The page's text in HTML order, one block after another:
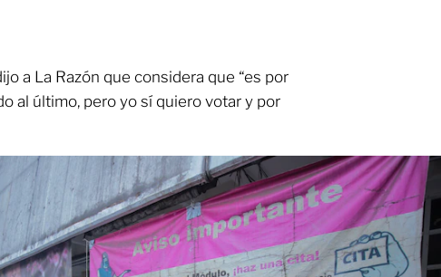
a La Razón que considera que “es por
al último, pero yo sí quiero votar y por